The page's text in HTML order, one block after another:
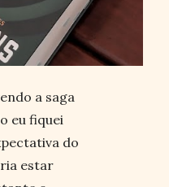
a saga
eu fiquei
do
estar